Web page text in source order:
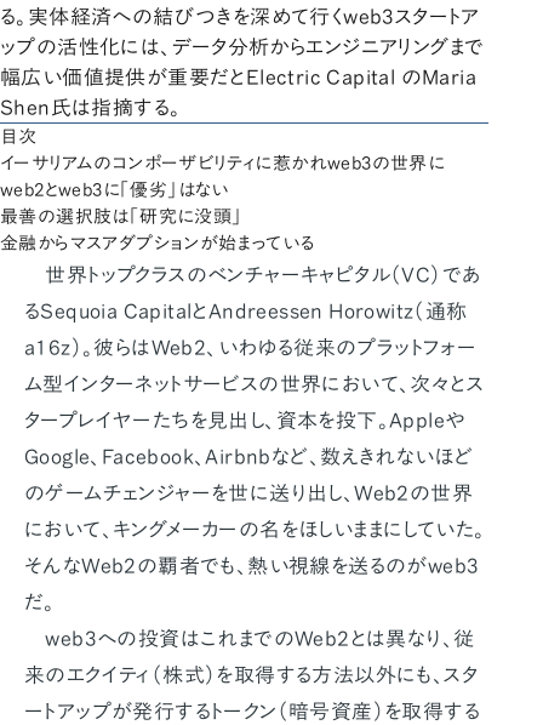
る。実体経済への結びつきを深めて行くweb3スタートア
ップの活性化には、データ分析からエンジニアリングまで
幅広い価値提供が重要だとElectric Capital のMaria
Shen氏は指摘する。
目次
イーサリアムのコンポーザビリティに惹かれweb3の世界に
web2とweb3に「優劣」はない
最善の選択肢は「研究に没頭」
金融からマスアダプションが始まっている
世界トップクラスのベンチャーキャピタル（VC）であ
るSequoia CapitalとAndreessen Horowitz（通称
a16z）。彼らはWeb2、いわゆる従来のプラットフォー
ム型インターネットサービスの世界において、次々とス
タープレイヤーたちを見出し、資本を投下。Appleや
Google、Facebook、Airbnbなど、数えきれないほど
のゲームチェンジャーを世に送り出し、Web2の世界
において、キングメーカーの名をほしいままにしていた。
そんなWeb2の覇者でも、熱い視線を送るのがweb3
だ。
web3への投資はこれまでのWeb2とは異なり、従
来のエクイティ（株式）を取得する方法以外にも、スタ
ートアップが発行するトークン（暗号資産）を取得する